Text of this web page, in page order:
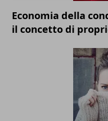
Economia della
il concetto di